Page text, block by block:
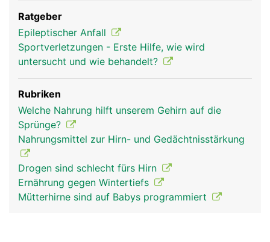
kopf Links Mann
Ratgeber
Epileptischer Anfall
Sportverletzungen - Erste Hilfe, wie wird
untersucht und wie behandelt?
Rubriken
Welche Nahrung hilft unserem Gehirn auf die
Sprünge?
Nahrungsmittel zur Hirn- und Gedächtnisstärkung
Drogen sind schlecht fürs Hirn
Ernährung gegen Wintertiefs
Mütterhirne sind auf Babys programmiert